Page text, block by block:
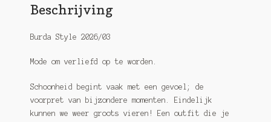
Beschrijving
Burda Style 2026/03
Mode om verliefd op te worden.
Schoonheid begint vaak met een gevoel; de
voorpret van bijzondere momenten. Eindelijk
kunnen we weer groots vieren! Een outfit die je